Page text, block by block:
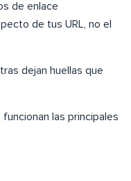
de enlace
de tus URL, no el
dejan huellas que
las principales